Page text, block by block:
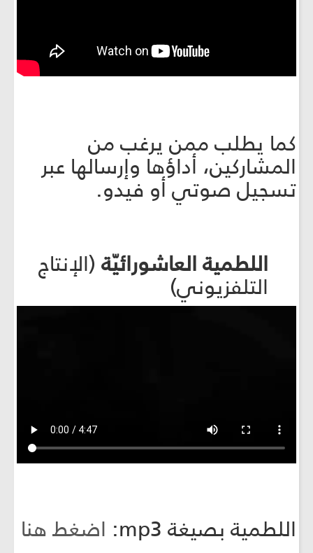
كما يطلب ممن يرغب من
المشاركين، أداؤها وإرسالها عبر
تسجيل صوتي أو فيدو.
اللطمية العاشورائيّة (الإنتاج
التلفزيوني)
اللطمية بصيغة mp3: اضغط هنا